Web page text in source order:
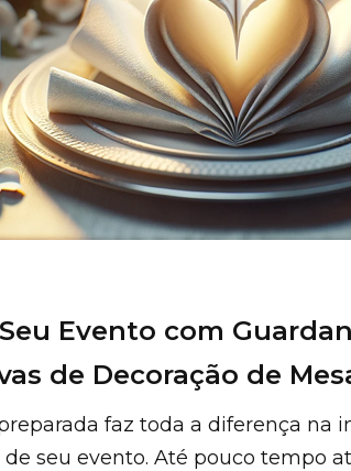
Evento com
de Decoração de
faz toda a diferença na
seu evento. Até pouco tempo